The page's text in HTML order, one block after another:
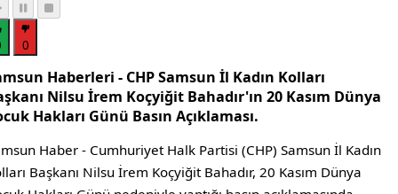
0
Haberleri - CHP Samsun İl Kadın Kolları
Nilsu İrem Koçyiğit Bahadır'ın 20 Kasım Dünya
Hakları Günü Basın Açıklaması.
Haber - Cumhuriyet Halk Partisi (CHP) Samsun İl Kadın
Başkanı Nilsu İrem Koçyiğit Bahadır, 20 Kasım Dünya